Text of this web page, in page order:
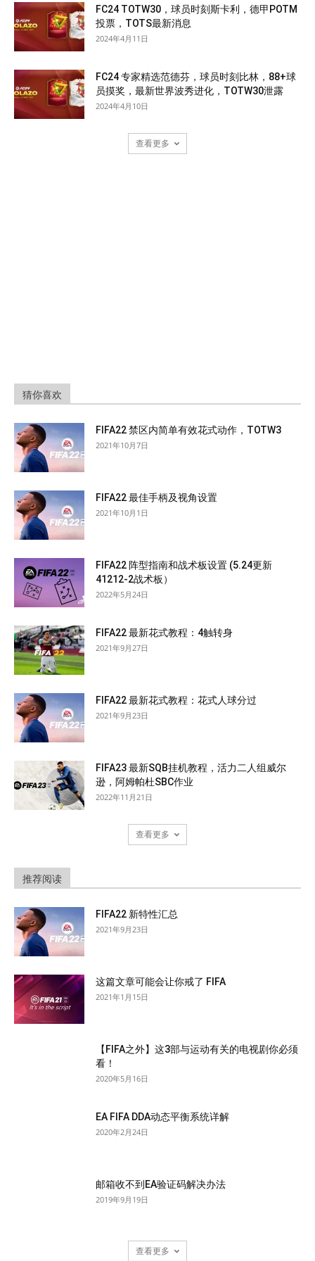
FC24 TOTW30，球员时刻斯卡利，德甲POTM
投票，TOTS最新消息
2024年4月11日
FC24 专家精选范德芬，球员时刻比林，88+球
员摸奖，最新世界波秀进化，TOTW30泄露
2024年4月10日
查看更多
猜你喜欢
FIFA22 禁区内简单有效花式动作，TOTW3
2021年10月7日
FIFA22 最佳手柄及视角设置
2021年10月1日
FIFA22 阵型指南和战术板设置 (5.24更新
41212-2战术板）
2022年5月24日
FIFA22 最新花式教程：4触转身
2021年9月27日
FIFA22 最新花式教程：花式人球分过
2021年9月23日
FIFA23 最新SQB挂机教程，活力二人组威尔
逊，阿姆帕杜SBC作业
2022年11月21日
查看更多
推荐阅读
FIFA22 新特性汇总
2021年9月23日
这篇文章可能会让你戒了 FIFA
2021年1月15日
【FIFA之外】这3部与运动有关的电视剧你必须
看！
2020年5月16日
EA FIFA DDA动态平衡系统详解
2020年2月24日
邮箱收不到EA验证码解决办法
2019年9月19日
查看更多